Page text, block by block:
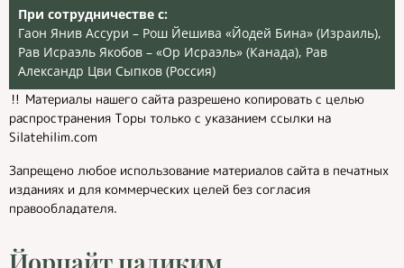
При сотрудничестве с:
Гаон Янив Ассури – Рош Йешива «Йодей Бина» (Израиль),
Рав Исраэль Якобов – «Ор Исраэль» (Канада), Рав
Александр Цви Сыпков (Россия)
‼️ Материалы нашего сайта разрешено копировать с целью
распространения Торы только с указанием ссылки на
Silatehilim.com
Запрещено любое использование материалов сайта в печатных
изданиях и для коммерческих целей без согласия
правообладателя.